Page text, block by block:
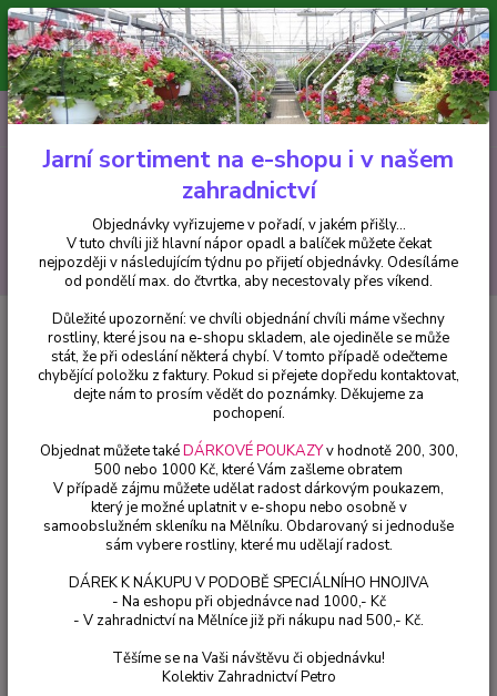
Minimální hodnota pro odeslání z e-shopu je 300 Kč.
V tuto chvíli již hlavní nápor objednávek opadl a balíček můžete čekat
nejpozději v následujícím týdnu po přijetí objednávky. Objednávky
vyřizujeme v pořadí, v jakém přišly...
CZK
Hledat
+420 602 223 614 0ks
za0 Kč
Balkónové rostliny
Olověnec převislý (Plumbaginoide
Ceratostigma ) - 1 ks
Olověnec převislý (Plumbaginoide
Ceratostigma ) - 1 ks
Jarní sortiment na e-shopu i v našem
zahradnictví
Objednávky vyřizujeme v pořadí, v jakém přišly...
V tuto chvíli již hlavní nápor opadl a balíček můžete čekat
nejpozději v následujícím týdnu po přijetí objednávky. Odesíláme
od pondělí max. do čtvrtka, aby necestovaly přes víkend.
Důležité upozornění: ve chvíli objednání chvíli máme všechny
rostliny, které jsou na e-shopu skladem, ale ojediněle se může
stát, že při odeslání některá chybí. V tomto případě odečteme
chybějící položku z faktury. Pokud si přejete dopředu kontaktovat,
dejte nám to prosím vědět do poznámky. Děkujeme za
pochopení.
Objednat můžete takéDÁRKOVÉ POUKAZYv hodnotě 200, 300,
500 nebo 1000 Kč, které Vám zašleme obratem
V případě zájmu můžete udělat radost dárkovým poukazem,
který je možné uplatnit v e-shopu nebo osobně v
samoobslužném skleníku na Mělníku. Obdarovaný si jednoduše
sám vybere rostliny, které mu udělají radost.
DÁREK K NÁKUPU V PODOBĚ SPECIÁLNÍHO HNOJIVA
- Na eshopu při objednávce nad 1000,- Kč
- V zahradnictví na Mělníce již při nákupu nad 500,- Kč.
Těšíme se na Vaši návštěvu či objednávku!
Kolektiv Zahradnictví Petro